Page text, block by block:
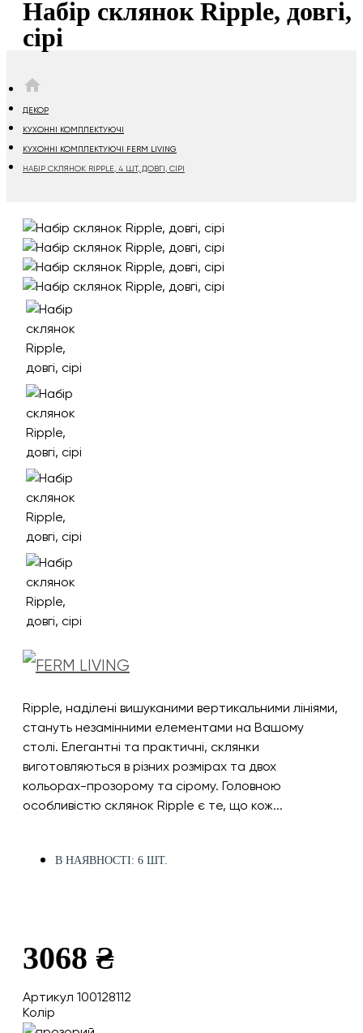
Набір склянок Ripple, довгі,
сірі
ДЕКОР
КУХОННІ КОМПЛЕКТУЮЧІ
КУХОННІ КОМПЛЕКТУЮЧІ FERM LIVING
НАБІР СКЛЯНОК RIPPLE, 4 ШТ, ДОВГІ, СІРІ
Ripple, наділені вишуканими вертикальними лініями,
стануть незамінними елементами на Вашому
столі. Елегантні та практичні, склянки
виготовляються в різних розмірах та двох
кольорах-прозорому та сірому. Головною
особливістю склянок Ripple є те, що кож...
В НАЯВНОСТІ: 6 ШТ.
3068 ₴
Артикул 100128112
Колір